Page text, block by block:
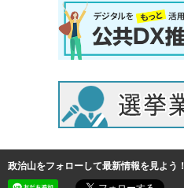
政治山をフォローして最新情報を見よう！